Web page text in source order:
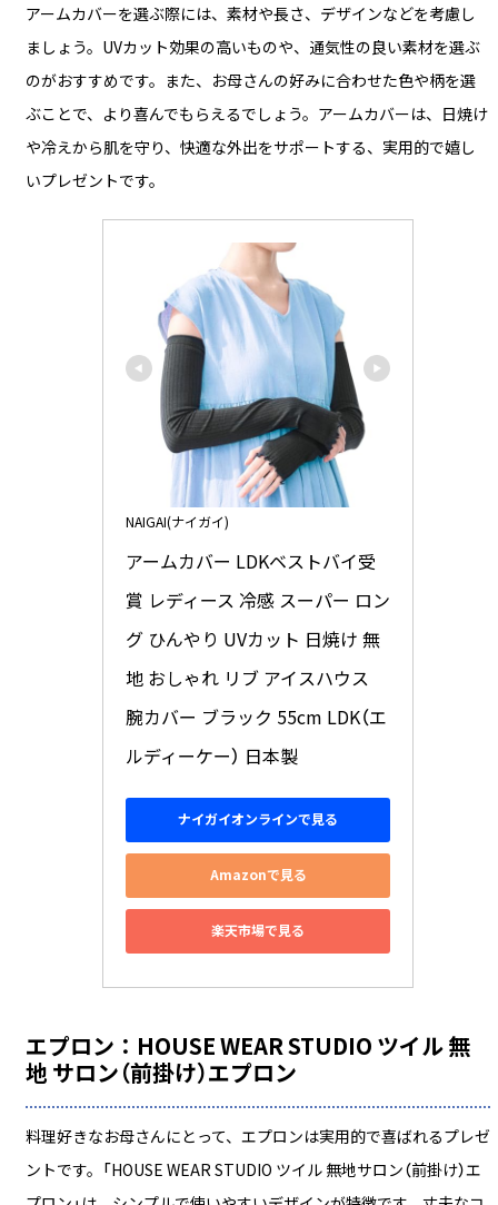
アームカバーを選ぶ際には、素材や長さ、デザインなどを考慮し
ましょう。UVカット効果の高いものや、通気性の良い素材を選ぶ
のがおすすめです。また、お母さんの好みに合わせた色や柄を選
ぶことで、より喜んでもらえるでしょう。アームカバーは、日焼け
や冷えから肌を守り、快適な外出をサポートする、実用的で嬉し
いプレゼントです。
NAIGAI(ナイガイ)
アームカバー LDKベストバイ受
賞 レディース 冷感 スーパー ロン
グ ひんやり UVカット 日焼け 無
地 おしゃれ リブ アイスハウス
腕カバー ブラック 55cm LDK（エ
ルディーケー） 日本製
ナイガイオンラインで見る
Amazonで見る
楽天市場で見る
エプロン：HOUSE WEAR STUDIO ツイル 無
地 サロン（前掛け）エプロン
料理好きなお母さんにとって、エプロンは実用的で喜ばれるプレゼ
ントです。「HOUSE WEAR STUDIO ツイル 無地サロン（前掛け）エ